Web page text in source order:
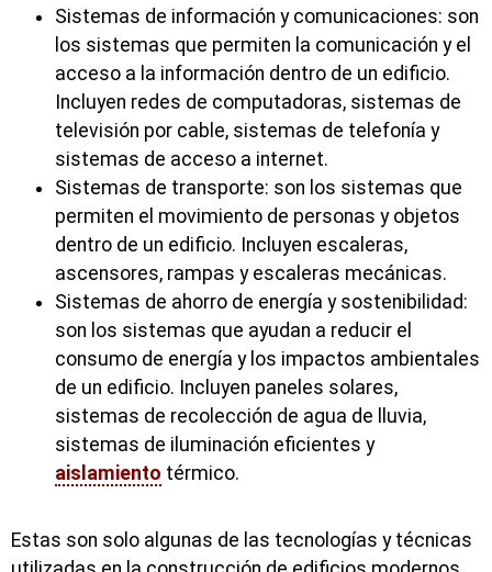
Sistemas de información y comunicaciones: son
los sistemas que permiten la comunicación y el
acceso a la información dentro de un edificio.
Incluyen redes de computadoras, sistemas de
televisión por cable, sistemas de telefonía y
sistemas de acceso a internet.
Sistemas de transporte: son los sistemas que
permiten el movimiento de personas y objetos
dentro de un edificio. Incluyen escaleras,
ascensores, rampas y escaleras mecánicas.
Sistemas de ahorro de energía y sostenibilidad:
son los sistemas que ayudan a reducir el
consumo de energía y los impactos ambientales
de un edificio. Incluyen paneles solares,
sistemas de recolección de agua de lluvia,
sistemas de iluminación eficientes y
aislamiento térmico.
Estas son solo algunas de las tecnologías y técnicas